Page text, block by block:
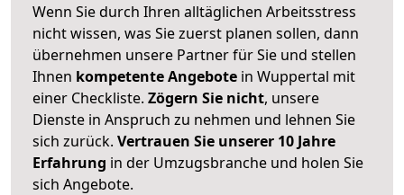
Wenn Sie durch Ihren alltäglichen Arbeitsstress
nicht wissen, was Sie zuerst planen sollen, dann
übernehmen unsere Partner für Sie und stellen
Ihnen kompetente Angebote in Wuppertal mit
einer Checkliste. Zögern Sie nicht, unsere
Dienste in Anspruch zu nehmen und lehnen Sie
sich zurück. Vertrauen Sie unserer 10 Jahre
Erfahrung in der Umzugsbranche und holen Sie
sich Angebote.